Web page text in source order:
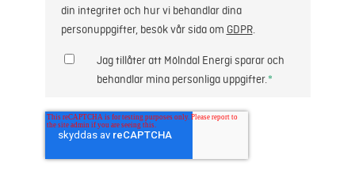
Jag tillåter att Mölndal Energi sparar och
behandlar mina personliga uppgifter.*
din integritet och hur vi behandlar dina
personuppgifter, besök vår sida om GDPR.